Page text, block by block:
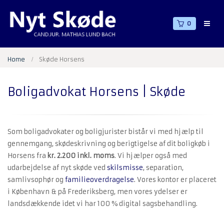
0
Home Skøde Horsens
Boligadvokat Horsens | Skøde
Som boligadvokater og boligjurister bistår vi med hjælp til
gennemgang, skødeskrivning og berigtigelse af dit boligkøb i
Horsens fra kr. 2.200 inkl. moms. Vi hjælper også med
udarbejdelse af nyt skøde ved skilsmisse, separation,
samlivsophør og familieoverdragelse. Vores kontor er placeret
i København & på Frederiksberg, men vores ydelser er
landsdækkende idet vi har 100 % digital sagsbehandling.